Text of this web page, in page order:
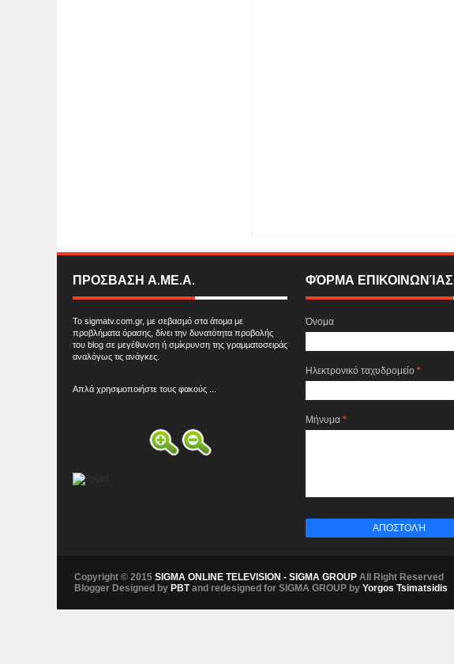
ΠΡΟΣΒΑΣΗ Α.ΜΕ.Α.
Το sigmatv.com.gr, με σεβασμό στα άτομα με
προβλήματα όρασης, δίνει την δυνατότητα προβολής
του blog σε μεγέθυνση ή σμίκρυνση της γραμματοσειράς
αναλόγως τις ανάγκες.
Απλά χρησιμοποιήστε τους φακούς ...
ΦΌΡΜΑ ΕΠΙΚΟΙΝΩΝΊΑΣ
Όνομα
Ηλεκτρονικό ταχυδρομείο *
Μήνυμα *
Copyright © 2015 SIGMA ONLINE TELEVISION - SIGMA GROUPAll Right Reserved
Blogger Designed by PBTand redesigned for SIGMA GROUP by Yorgos Tsimatsidis